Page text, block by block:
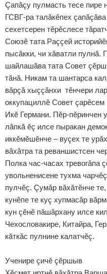
Çапăçу пулмасть тесе пире
ГСВГ-ра талăкӗпех
сехетсерен тӗрӗслесе
Союзӗ тата Раççей
пысăкки, чи хăватли
шайлашăва тата Совет
тăнă. Никам та шантарса
вăрçă хыççăнхи тӗнчери
оккупациллӗ Совет
Икӗ Германи. Пӗр-пӗринчен
лăпкă ӗç илсе пыракан
иккӗмӗшӗнче – вуçех те
вăхăтра та реваншистсен
Полка час-часах тревогăпа
увольненисене тухма
пулчӗç. Çумăр вăхăтӗнче
кунӗпе те куç хупмасăр
кун çӗнӗ пăшăрхану илсе
Чехословакире, Китайра,
кăткăс пулнине калатчӗç.
Ученире çичӗ çӗршыв